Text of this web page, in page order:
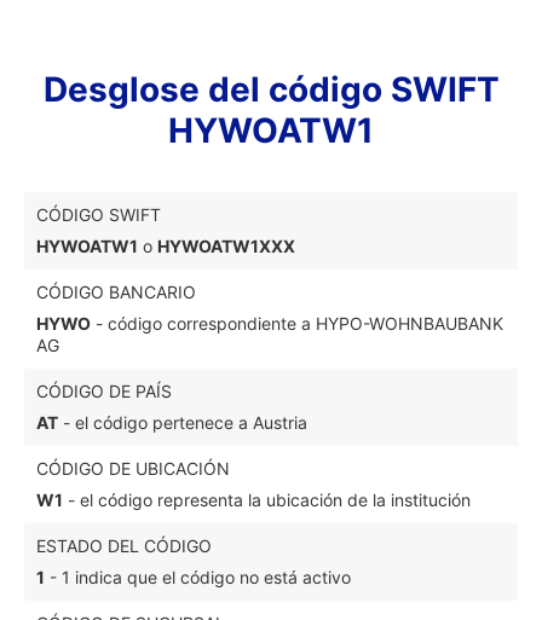
Desglose del código SWIFT
HYWOATW1
CÓDIGO SWIFT
HYWOATW1 o HYWOATW1XXX
CÓDIGO BANCARIO
HYWO - código correspondiente a HYPO-WOHNBAUBANK
AG
CÓDIGO DE PAÍS
AT - el código pertenece a Austria
CÓDIGO DE UBICACIÓN
W1 - el código representa la ubicación de la institución
ESTADO DEL CÓDIGO
1 - 1 indica que el código no está activo